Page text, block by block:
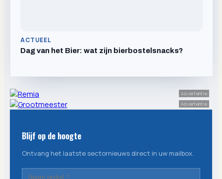
ACTUEEL
Dag van het Bier: wat zijn bierbostelsnacks?
Advertentie
Advertentie
Blijf op de hoogte
Ontvang het laatste sectornieuws direct in uw mailbox.